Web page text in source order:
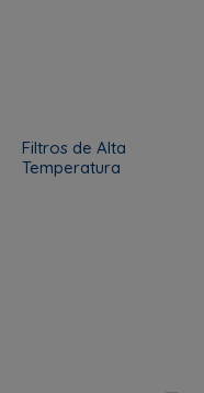
Filtros de Alta
Temperatura